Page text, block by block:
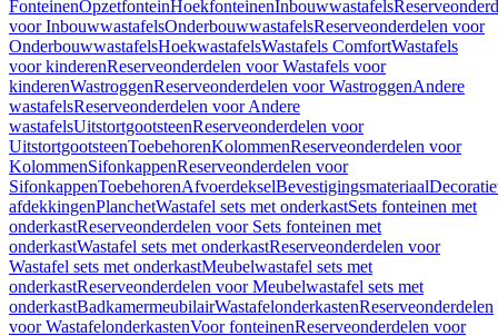
FonteinenOpzetfonteinHoekfonteinenInbouwwastafels
voor InbouwwastafelsOnderbouwwastafelsReserveonderdelen voor
OnderbouwwastafelsHoekwastafelsWastafels ComfortWastafels
voor kinderenReserveonderdelen voor Wastafels voor
kinderenWastroggenReserveonderdelen voor WastroggenAndere
wastafelsReserveonderdelen voor Andere
wastafelsUitstortgootsteenReserveonderdelen voor
UitstortgootsteenToebehorenKolommenReserveonderdelen voor
KolommenSifonkappenReserveonderdelen voor
SifonkappenToebehorenAfvoerdekselBevestigingsmateriaal
afdekkingenPlanchetWastafel sets met onderkastSets fonteinen met
onderkastReserveonderdelen voor Sets fonteinen met
onderkastWastafel sets met onderkastReserveonderdelen voor
Wastafel sets met onderkastMeubelwastafel sets met
onderkastReserveonderdelen voor Meubelwastafel sets met
onderkastBadkamermeubilairWastafelonderkastenReserveonderdelen
voor WastafelonderkastenVoor fonteinenReserveonderdelen voor